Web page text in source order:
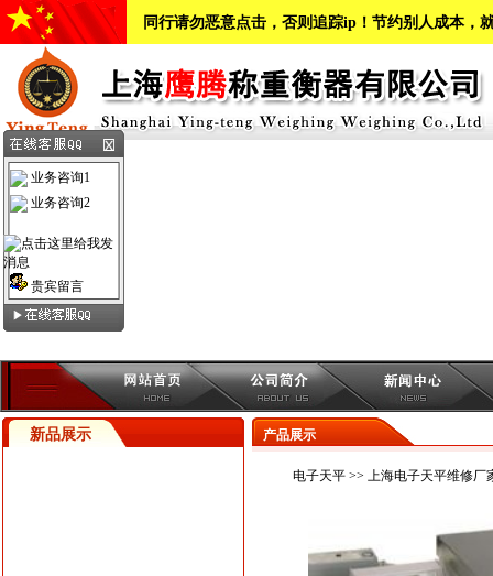
同行请勿恶意点击，否则追踪ip！节约别人成本，
新品展示 产品展示
电子天平>> 上海电子天平维修厂
业务咨询1
业务咨询2
贵宾留言